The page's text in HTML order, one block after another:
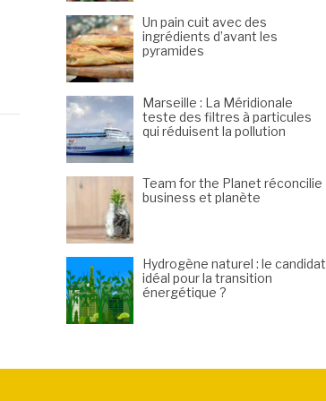
Un pain cuit avec des
ingrédients d’avant les
pyramides
Marseille : La Méridionale
teste des filtres à particules
qui réduisent la pollution
Team for the Planet réconcilie
business et planète
Hydrogène naturel : le candidat
idéal pour la transition
énergétique ?